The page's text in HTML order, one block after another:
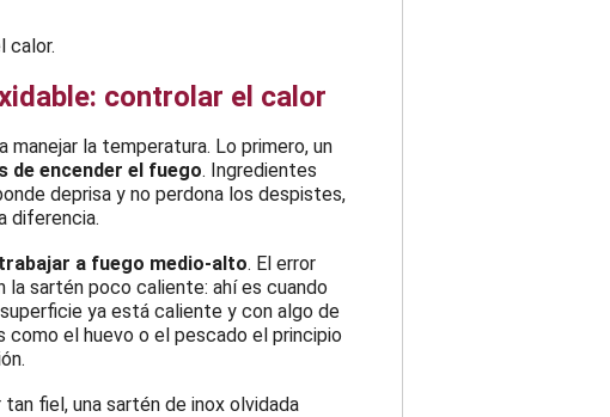
calor.
controlar el calor
manejar la temperatura. Lo primero, un
de encender el fuego. Ingredientes
deprisa y no perdona los despistes,
diferencia.
a fuego medio-alto. El error
la sartén poco caliente: ahí es cuando
ya está caliente y con algo de
el huevo o el pescado el principio
fiel, una sartén de inox olvidada